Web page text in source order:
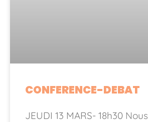
CONFERENCE-DEBAT
JEUDI 13 MARS- 18h30 Nous